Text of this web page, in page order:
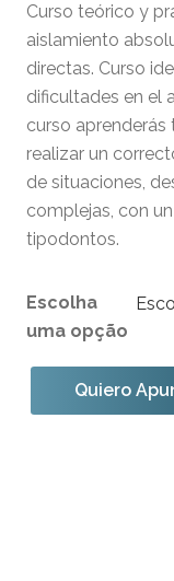
Curso teórico y
aislamiento
directas. Curso
dificultades en el
curso
realizar un
de situaciones,
complejas, con
tipodontos.
Escolha
uma opção
Quantidade
Quiero